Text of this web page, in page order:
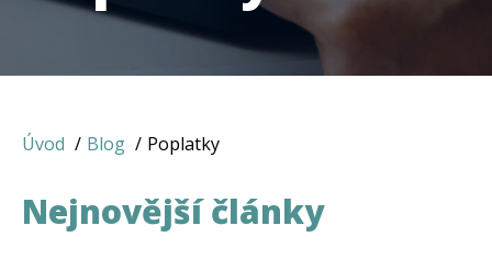
Úvod Blog Poplatky
Nejnovější články